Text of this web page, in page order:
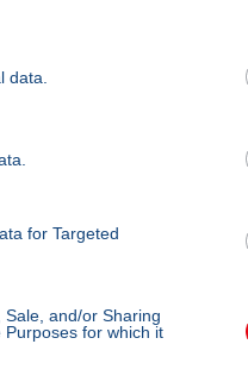
data.
for Targeted
and/or Sharing
for which it